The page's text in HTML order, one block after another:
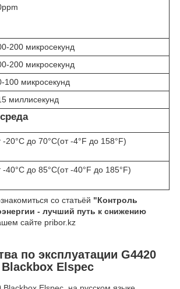
200 микросекунд
200 микросекунд
100 микросекунд
миллисекунд
-20°C до 70°C(от -4°F до 158°F)
-40°C до 85°C(от -40°F до 185°F)
со статьёй "Контроль
- лучший путь к снижению
сайте pribor.kz
по эксплуатации G4420
Blackbox Elspec